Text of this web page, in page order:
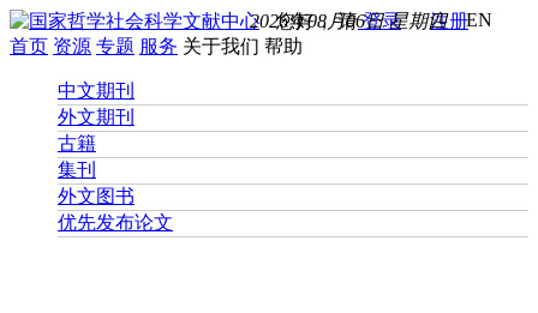
您好， 请登录 注册EN
2026年08月06日 星期四
首页 资源 专题 服务 关于我们 帮助
中文期刊
外文期刊
古籍
集刊
外文图书
优先发布论文